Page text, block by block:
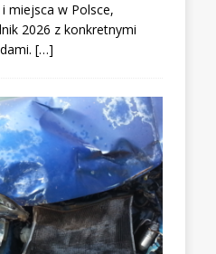
miejsca w Polsce,
2026 z konkretnymi
[…]